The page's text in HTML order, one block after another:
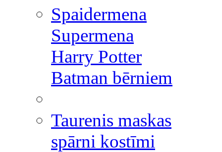
Spaidermena
Supermena
Harry Potter
Batman bērniem
Taurenis maskas
spārni kostīmi